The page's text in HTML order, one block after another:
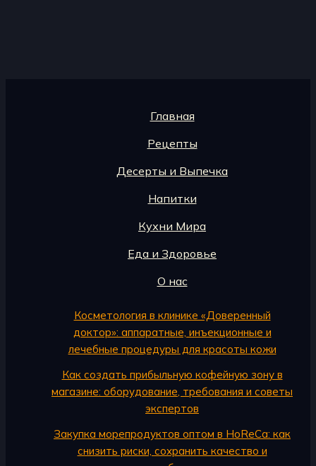
Главная
Рецепты
Десерты и Выпечка
Напитки
Кухни Мира
Еда и Здоровье
О нас
Косметология в клинике «Доверенный
доктор»: аппаратные, инъекционные и
лечебные процедуры для красоты кожи
Как создать прибыльную кофейную зону в
магазине: оборудование, требования и советы
экспертов
Закупка морепродуктов оптом в HoReCa: как
снизить риски, сохранить качество и